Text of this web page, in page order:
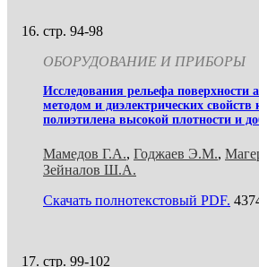
стр. 94-98
ОБОРУДОВАНИЕ И ПРИБОРЫ
Исследования рельефа поверхности
методом и диэлектрических свойств
полиэтилена высокой плотности и
Мамедов Г.А., Годжаев Э.М.,
Зейналов Ш.А.
Скачать полнотекстовый PDF.
стр. 99-102